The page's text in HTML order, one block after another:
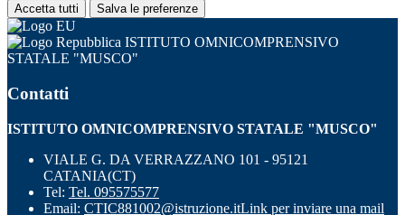
Accetta tutti Salva le preferenze
ISTITUTO OMNICOMPRENSIVO
STATALE "MUSCO"
Contatti
ISTITUTO OMNICOMPRENSIVO STATALE "MUSCO"
VIALE G. DA VERRAZZANO 101 - 95121
CATANIA(CT)
Tel: Tel. 095575577
Email: CTIC881002@istruzione.itLink per inviare una mail